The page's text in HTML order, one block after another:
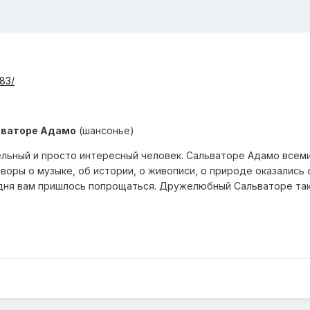
Адамо (шансонье)
и просто интересный человек. Сальваторе Адамо
о музыке, об истории, о живописи, о природе оказались
вам пришлось попрощаться. Дружелюбный Сальваторе